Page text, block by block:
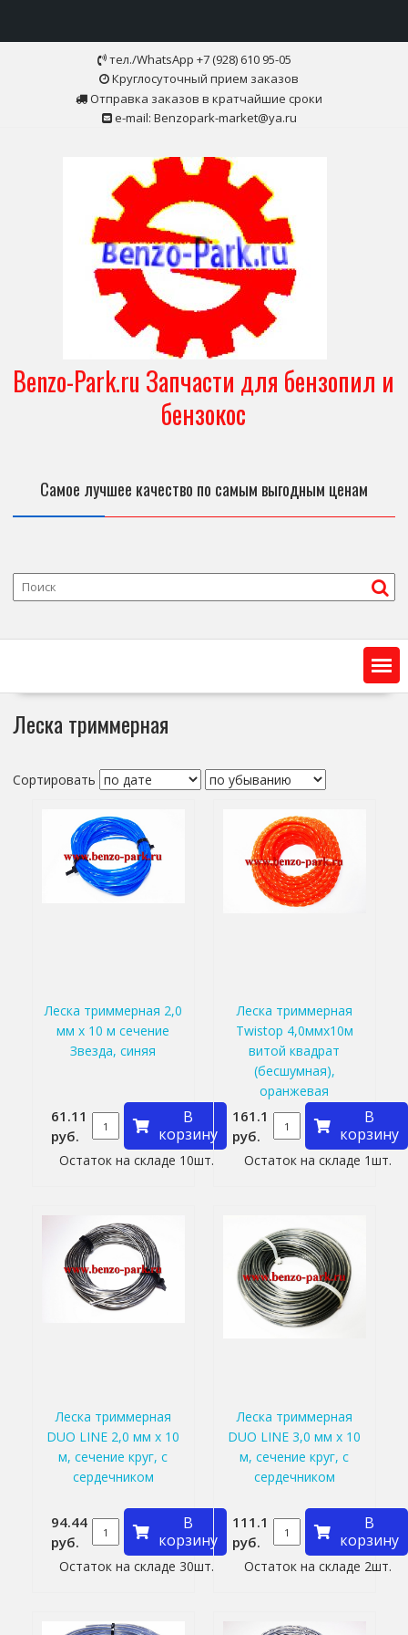
тел./WhatsApp +7 (928) 610 95-05
Круглосуточный прием заказов
Отправка заказов в кратчайшие сроки
e-mail: Benzopark-market@ya.ru
Benzo-Park.ru Запчасти для бензопил и
бензокос
Самое лучшее качество по самым выгодным ценам
Леска триммерная
Сортировать
Леска триммерная 2,0
мм х 10 м сечение
Звезда, синяя
61.11
руб.
В
корзину
Остаток на складе 10шт.
Леска триммерная
Twistop 4,0ммх10м
витой квадрат
(бесшумная),
оранжевая
161.1
руб.
В
корзину
Остаток на складе 1шт.
Леска триммерная
DUO LINE 2,0 мм х 10
м, сечение круг, с
сердечником
94.44
руб.
В
корзину
Остаток на складе 30шт.
Леска триммерная
DUO LINE 3,0 мм х 10
м, сечение круг, с
сердечником
111.1
руб.
В
корзину
Остаток на складе 2шт.